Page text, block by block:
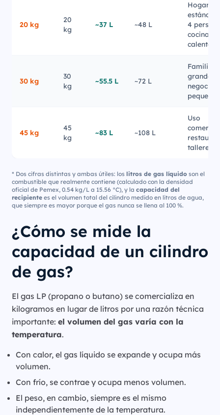
20 kg
20
kg
~37 L ~48 L
Hogar
estándar
4
cocina +
30 kg
30
kg
~55.5 L ~72 L
Familia
grande o
negocio
pequeño
45 kg
45
kg
~83 L ~108 L
Uso
talleres
* Dos cifras distintas y ambas útiles: los litros de gas líquido son el
combustible que realmente contiene (calculado con la densidad
oficial de Pemex, 0.54 kg/L a 15.56 °C), y la capacidad del
recipiente es el volumen total del cilindro medido en litros de agua,
que siempre es mayor porque el gas nunca se llena al 100 %.
¿Cómo se mide la
capacidad de un cilindro
de gas?
El gas LP (propano o butano) se comercializa en
kilogramos en lugar de litros por una razón técnica
importante: el volumen del gas varía con la
temperatura.
Con calor, el gas líquido se expande y ocupa más
volumen.
Con frío, se contrae y ocupa menos volumen.
El peso, en cambio, siempre es el mismo
independientemente de la temperatura.